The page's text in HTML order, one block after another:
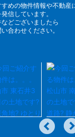
めの物件情報や不動産
信しています。
どございましたら
合わせください。